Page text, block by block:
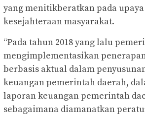
yang menitikberatkan pada
kesejahteraan masyarakat.
“Pada tahun 2018 yang lalu
mengimplementasikan
berbasis aktual dalam
keuangan pemerintah daerah,
laporan keuangan pemerintah
sebagaimana diamanatkan